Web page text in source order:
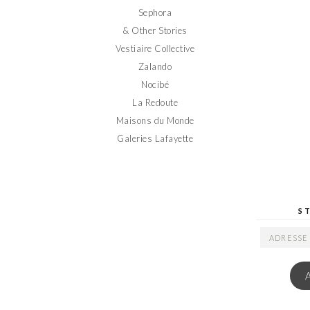
Sephora
& Other Stories
Vestiaire Collective
Zalando
Nocibé
La Redoute
Maisons du Monde
Galeries Lafayette
ADRESSE